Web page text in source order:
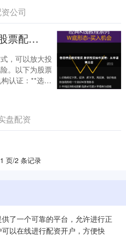
公司
香港恒指期货配资 股票配资操作流程：从申请到出金
，可以放大投
。以下为股票
认证：**选择
监管的配资....
盘配资
页/2 条记录
了一个可靠的平台，允许进行正
以在线进行配资开户，方便快